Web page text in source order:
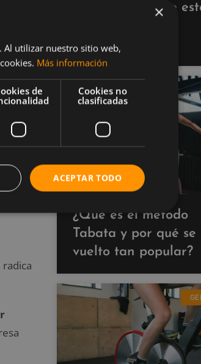
los
la
hacer cardio que
resultados
¿Qué es el método
Tabata y por qué se
vuelto tan popular?
×
Al utilizar nuestro sitio web,
Más información
de
Cookies no
clasificadas
ACEPTAR TODO